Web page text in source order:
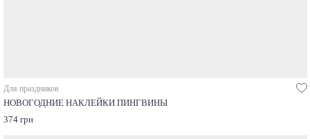
Для праздников
НОВОГОДНИЕ НАКЛЕЙКИ ПИНГВИНЫ
374 грн